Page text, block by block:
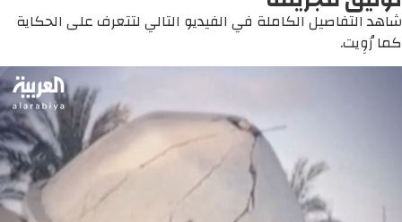
شاهد التفاصيل الكاملة في الفيديو التالي لتتعرف على الحكاية
كما رُوِيت.